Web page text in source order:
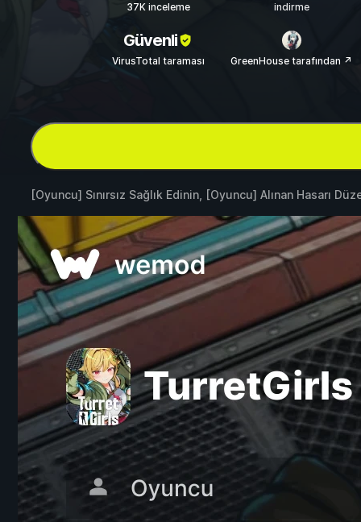
37K inceleme indirme
Güvenli
VirusTotal taraması GreenHouse tarafından ↗
[Oyuncu] Sınırsız Sağlık Edinin, [Oyuncu] Alınan Hasarı